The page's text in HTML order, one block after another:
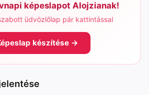
képeslapot Alojzianak!
üdvözlőlap pár kattintással
készítése →